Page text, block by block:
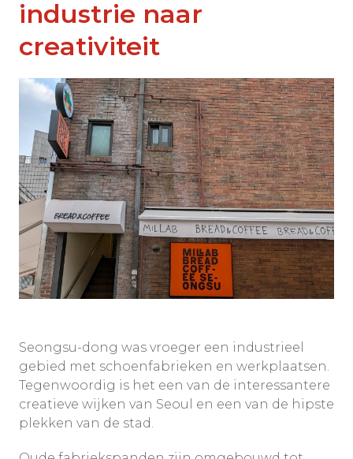
industrie naar
creativiteit
Seongsu-dong was vroeger een industrieel
gebied met schoenfabrieken en werkplaatsen.
Tegenwoordig is het een van de interessantere
creatieve wijken van Seoul en een van de hipste
plekken van de stad.